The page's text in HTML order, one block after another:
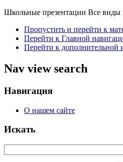
Школьные презентации Все виды
Пропустить и перейти к
Перейти к Главной
Перейти к дополнительной
Nav view search
Навигация
О нашем сайте
Искать